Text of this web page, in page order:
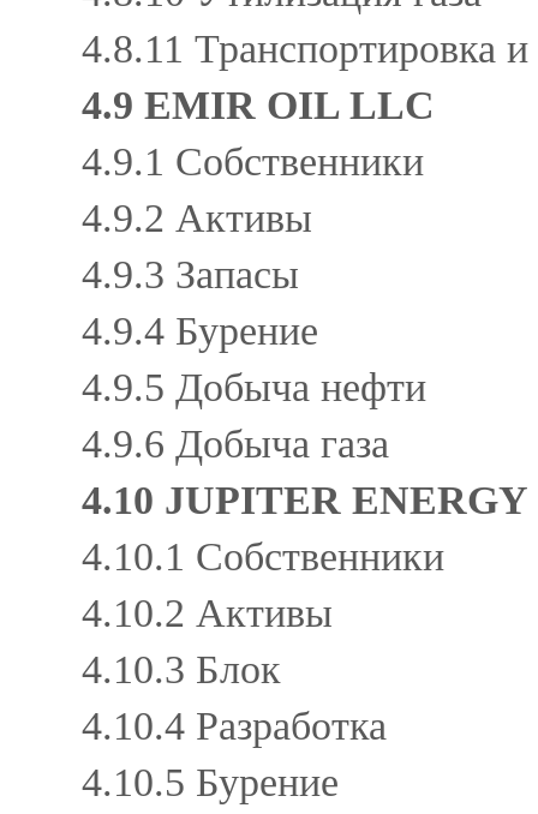
4.8.11 Транспортировка
4.9 EMIR OIL LLC
4.9.1 Собственники
4.9.2 Активы
4.9.3 Запасы
4.9.4 Бурение
4.9.5 Добыча нефти
4.9.6 Добыча газа
4.10 JUPITER
4.10.1 Собственники
4.10.2 Активы
4.10.3 Блок
4.10.4 Разработка
4.10.5 Бурение